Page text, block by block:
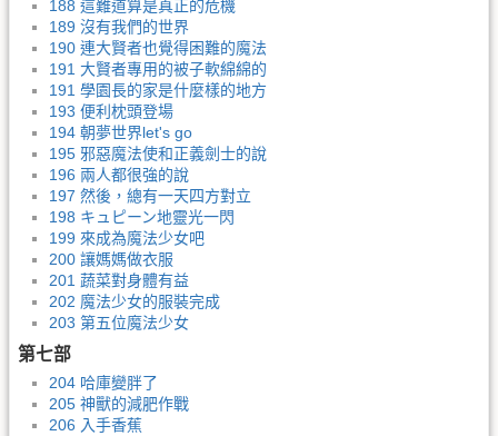
188 這難道算是真正的危機
189 沒有我們的世界
190 連大賢者也覺得困難的魔法
191 大賢者專用的被子軟綿綿的
191 學園長的家是什麼樣的地方
193 便利枕頭登場
194 朝夢世界let's go
195 邪惡魔法使和正義劍士的說
196 兩人都很強的說
197 然後，總有一天四方對立
198 キュピーン地靈光一閃
199 來成為魔法少女吧
200 讓媽媽做衣服
201 蔬菜對身體有益
202 魔法少女的服裝完成
203 第五位魔法少女
第七部
204 哈庫變胖了
205 神獸的減肥作戰
206 入手香蕉